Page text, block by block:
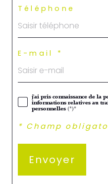
Téléphone
E-mail *
j'ai pris connaissance de la
informations relatives au
personnelles (*)*
* Champ
Envoyer